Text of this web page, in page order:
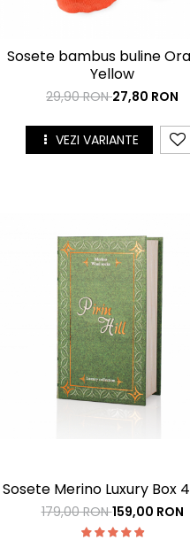
Sosete bambus buline
Yellow
29,90 RON27,80 RON
VEZI VARIANTE
Sosete Merino Luxury Box
179,00 RON159,00 RON